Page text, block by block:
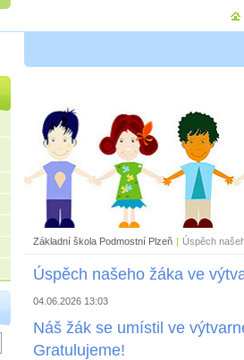
Základní škola Podmostní Plzeň | Úspěch
Úspěch našeho žáka ve
04.06.2026 13:03
Náš žák se umístil ve
Gratulujeme!